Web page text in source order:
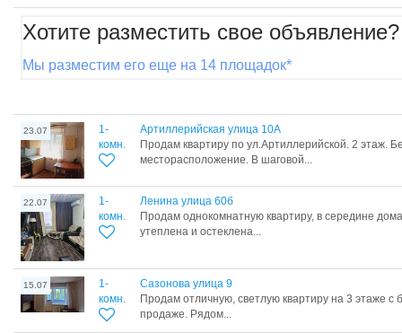
Хотите разместить свое объявление?
Мы разместим его еще на 14 площадок*
23.07
1-
комн.
Артиллерийская улица 10А
Продам квартиру по ул.Артиллерийской. 2 этаж.
месторасположение. В шаговой...
22.07
1-
комн.
Ленина улица 60б
Продам однокомнатную квартиру, в середине
утеплена и остеклена...
15.07
1-
комн.
Сазонова улица 9
Продам отличную, светлую квартиру на 3 этаже с
продаже. Рядом...